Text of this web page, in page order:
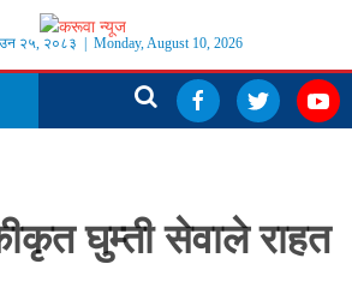
२५ २०८३ | Monday, August 10, 2026
घुम्ती सेवाले राहत